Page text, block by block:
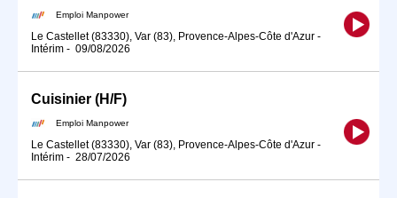
Emploi Manpower
Le Castellet (83330), Var (83), Provence-Alpes-Côte d'Azur -
Intérim - 09/08/2026
Cuisinier (H/F)
Emploi Manpower
Le Castellet (83330), Var (83), Provence-Alpes-Côte d'Azur -
Intérim - 28/07/2026